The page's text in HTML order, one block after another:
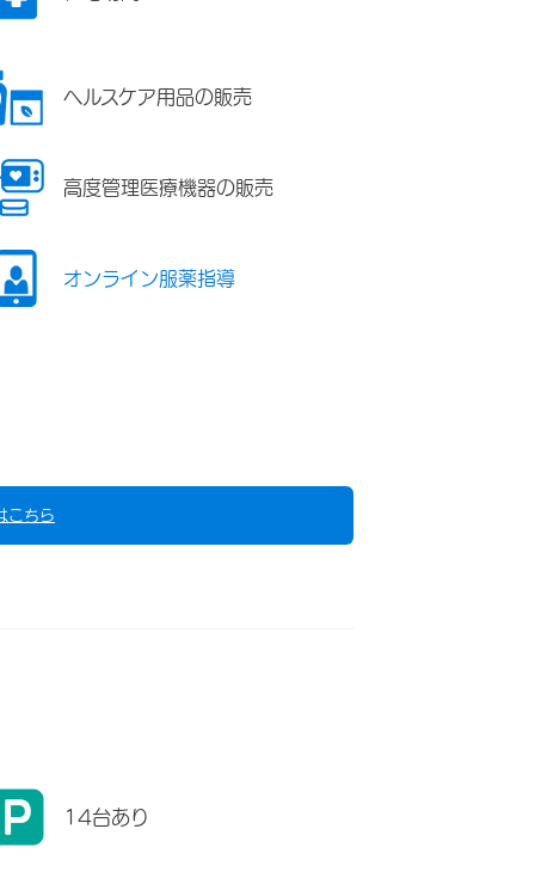
ヘルスケア用品の販売
高度管理医療機器の販売
オンライン服薬指導
こちら
14台あり